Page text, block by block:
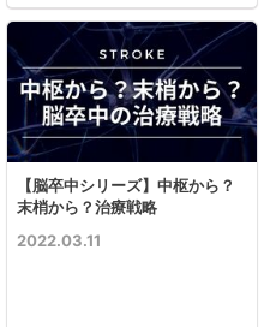
【脳卒中シリーズ】中枢から？
末梢から？治療戦略
2022.03.11